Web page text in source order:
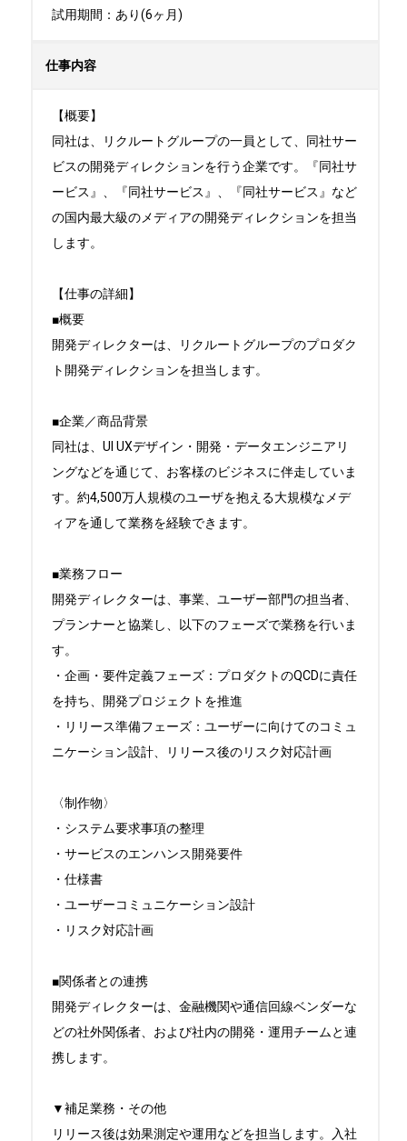
試用期間：あり(6ヶ月)
仕事内容
【概要】
同社は、リクルートグループの一員として、同社サー
ビスの開発ディレクションを行う企業です。『同社サ
ービス』、『同社サービス』、『同社サービス』など
の国内最大級のメディアの開発ディレクションを担当
します。
【仕事の詳細】
■概要
開発ディレクターは、リクルートグループのプロダク
ト開発ディレクションを担当します。
■企業／商品背景
同社は、UI UXデザイン・開発・データエンジニアリ
ングなどを通じて、お客様のビジネスに伴走していま
す。約4,500万人規模のユーザを抱える大規模なメデ
ィアを通して業務を経験できます。
■業務フロー
開発ディレクターは、事業、ユーザー部門の担当者、
プランナーと協業し、以下のフェーズで業務を行いま
す。
・企画・要件定義フェーズ：プロダクトのQCDに責任
を持ち、開発プロジェクトを推進
・リリース準備フェーズ：ユーザーに向けてのコミュ
ニケーション設計、リリース後のリスク対応計画
〈制作物〉
・システム要求事項の整理
・サービスのエンハンス開発要件
・仕様書
・ユーザーコミュニケーション設計
・リスク対応計画
■関係者との連携
開発ディレクターは、金融機関や通信回線ベンダーな
どの社外関係者、および社内の開発・運用チームと連
携します。
▼補足業務・その他
リリース後は効果測定や運用などを担当します。入社